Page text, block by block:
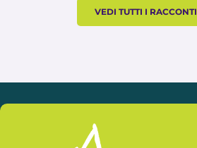
VEDI TUTTI I RACCONTI